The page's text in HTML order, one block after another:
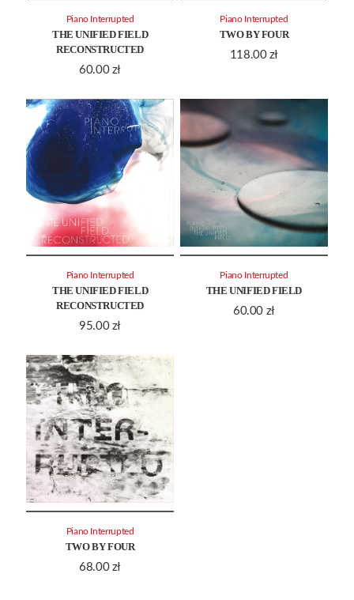
THE UNIFIED FIELD
RECONSTRUCTED
60.00 zł
Piano Interrupted
TWO BY FOUR
118.00 zł
Piano Interrupted
THE UNIFIED FIELD
RECONSTRUCTED
95.00 zł
Piano Interrupted
THE UNIFIED FIELD
60.00 zł
Piano Interrupted
TWO BY FOUR
68.00 zł
Piano Interrupted